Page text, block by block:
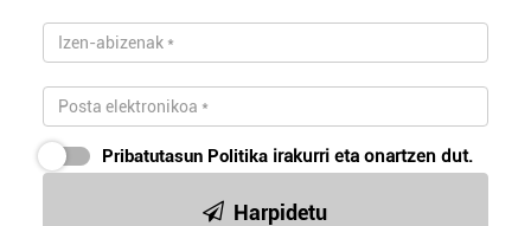
Pribatutasun Politika irakurri eta onartzen dut.
Harpidetu